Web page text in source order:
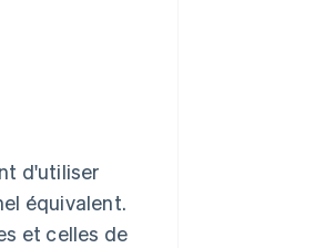
d'utiliser
équivalent.
et celles de